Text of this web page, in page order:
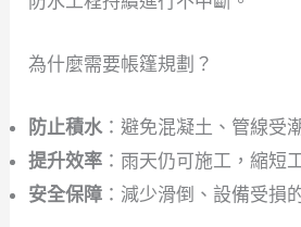
為什麼需要帳篷規劃？
防止積水：避免混凝土、管線受
提升效率 ：雨天仍可施工，縮短
安全保障 ：減少滑倒、設備受損